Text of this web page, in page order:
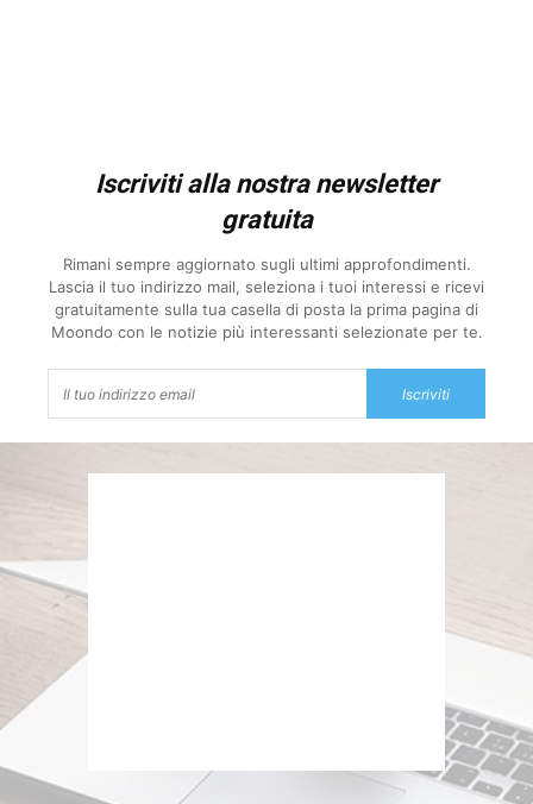
Iscriviti alla nostra newsletter
gratuita
Rimani sempre aggiornato sugli ultimi approfondimenti.
Lascia il tuo indirizzo mail, seleziona i tuoi interessi e ricevi
gratuitamente sulla tua casella di posta la prima pagina di
Moondo con le notizie più interessanti selezionate per te.
Iscriviti